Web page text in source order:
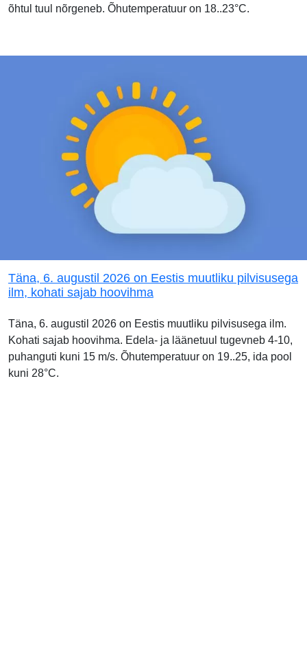
õhtul tuul nõrgeneb. Õhutemperatuur on 18..23°C.
Täna, 6. augustil 2026 on Eestis muutliku pilvisusega
ilm, kohati sajab hoovihma
Täna, 6. augustil 2026 on Eestis muutliku pilvisusega ilm.
Kohati sajab hoovihma. Edela- ja läänetuul tugevneb 4-10,
puhanguti kuni 15 m/s. Õhutemperatuur on 19..25, ida pool
kuni 28°C.